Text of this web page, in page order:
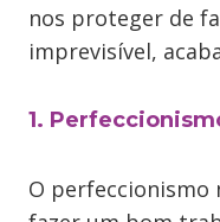
nos proteger de
imprevisível,
1.
O perfeccionismo